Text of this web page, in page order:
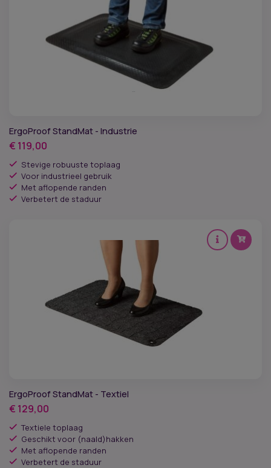
ErgoProof StandMat - Industrie
€ 119,00
Stevige robuuste toplaag
Voor industrieel gebruik
Met aflopende randen
Verbetert de staduur
ErgoProof StandMat - Textiel
€ 129,00
Textiele toplaag
Geschikt voor (naald)hakken
Met aflopende randen
Verbetert de staduur